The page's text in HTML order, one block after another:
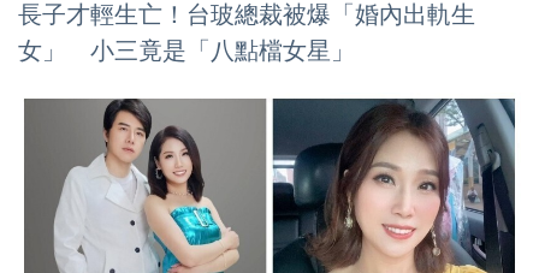
長子才輕生亡！台玻總裁被爆「婚內出軌生
女」 小三竟是「八點檔女星」